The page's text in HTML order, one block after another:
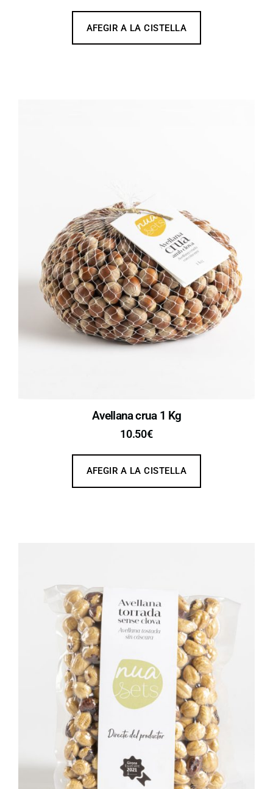
AFEGIR A LA CISTELLA
Avellana crua 1 Kg
10.50€
AFEGIR A LA CISTELLA